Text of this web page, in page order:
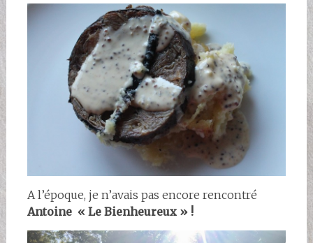
A l’époque, je n’avais pas encore rencontré
Antoine « Le Bienheureux » !